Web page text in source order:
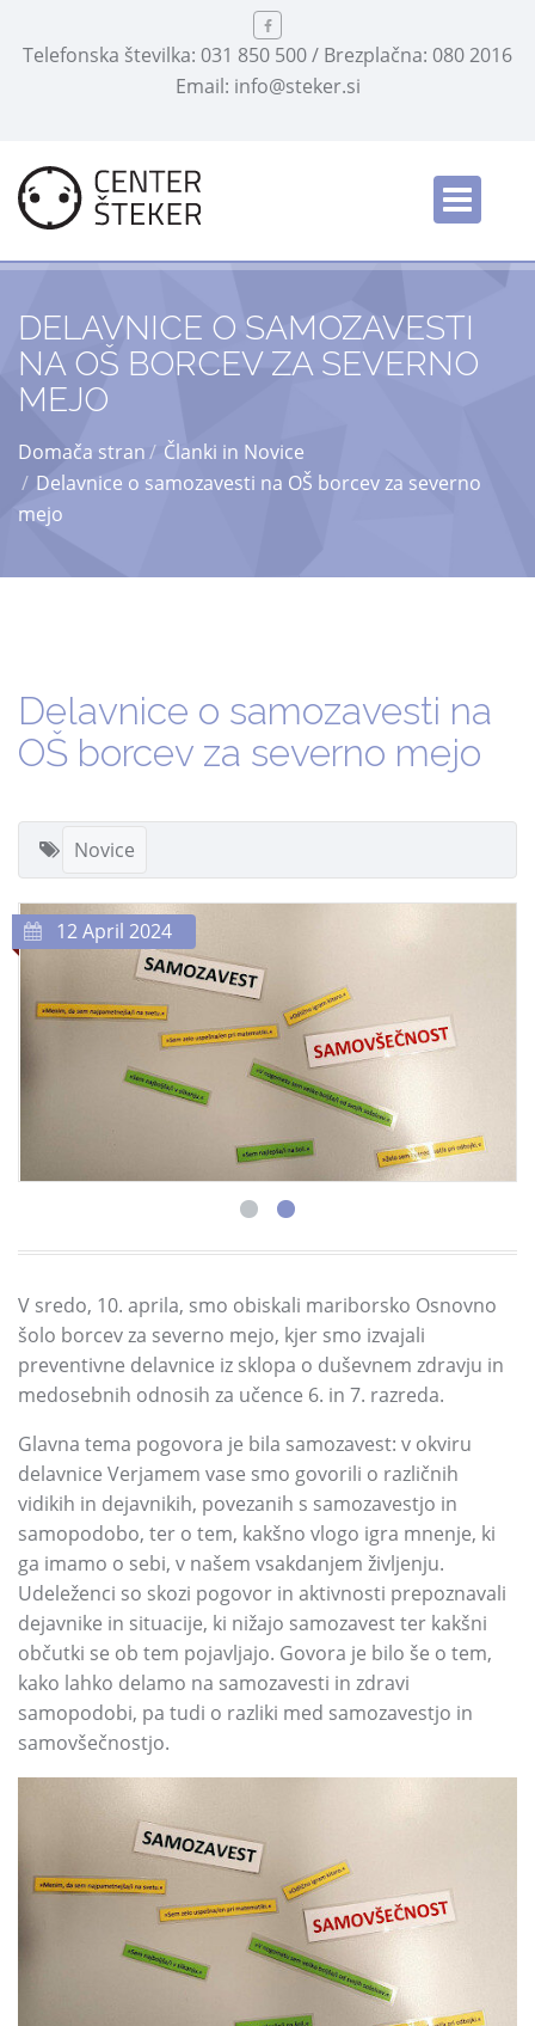
Telefonska številka: 031 850 500 / Brezplačna: 080 2016
Email: info@steker.si
DELAVNICE O SAMOZAVESTI
NA OŠ BORCEV ZA SEVERNO
MEJO
Domača stran
Članki in Novice
Delavnice o samozavesti na OŠ borcev za severno
mejo
Delavnice o samozavesti na
OŠ borcev za severno mejo
Novice
12 April 2024
V sredo, 10. aprila, smo obiskali mariborsko Osnovno
šolo borcev za severno mejo, kjer smo izvajali
preventivne delavnice iz sklopa o duševnem zdravju in
medosebnih odnosih za učence 6. in 7. razreda.
Glavna tema pogovora je bila samozavest: v okviru
delavnice Verjamem vase smo govorili o različnih
vidikih in dejavnikih, povezanih s samozavestjo in
samopodobo, ter o tem, kakšno vlogo igra mnenje, ki
ga imamo o sebi, v našem vsakdanjem življenju.
Udeleženci so skozi pogovor in aktivnosti prepoznavali
dejavnike in situacije, ki nižajo samozavest ter kakšni
občutki se ob tem pojavljajo. Govora je bilo še o tem,
kako lahko delamo na samozavesti in zdravi
samopodobi, pa tudi o razliki med samozavestjo in
samovšečnostjo.